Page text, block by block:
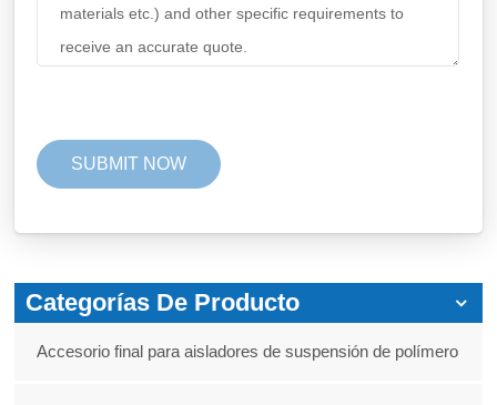
Categorías De Producto
Accesorio final para aisladores de suspensión de polímero